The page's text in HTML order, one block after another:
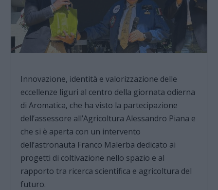
Innovazione, identità e valorizzazione delle
eccellenze liguri al centro della giornata odierna
di Aromatica, che ha visto la partecipazione
dell’assessore all’Agricoltura Alessandro Piana e
che si è aperta con un intervento
dell’astronauta Franco Malerba dedicato ai
progetti di coltivazione nello spazio e al
rapporto tra ricerca scientifica e agricoltura del
futuro.